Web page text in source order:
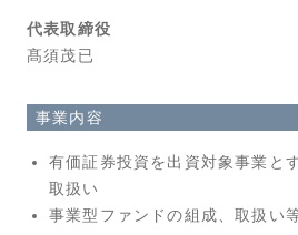
代表取締役
髙須茂已
事業内容
有価証券投資を出資対象事業と
取扱い
事業型ファンドの組成、取扱い